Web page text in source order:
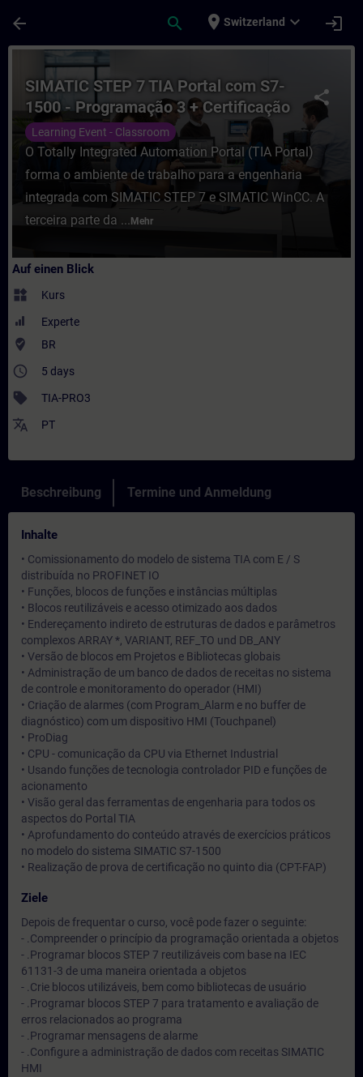
arrow_back search place Switzerland expand_more login
Kurs - SIMATIC STEP 7 TIA Portal com
share
SIMATIC STEP 7 TIA Portal com S7-
1500 - Programação 3 + Certificação
para Programadores no TIA Portal
(CPT-FAP)
Learning Event - Classroom
O Totally Integrated Automation Portal (TIA Portal)
forma o ambiente de trabalho para a engenharia
integrada com SIMATIC STEP 7 e SIMATIC WinCC. A
terceira parte da ... Mehr
Auf einen Blick
widgets Kurs
Experte
where_to_vote BR
access_time 5 days
sell TIA-PRO3
translate PT
Beschreibung Termine und Anmeldung
Inhalte
• Comissionamento do modelo de sistema TIA com E / S
distribuída no PROFINET IO
• Funções, blocos de funções e instâncias múltiplas
• Blocos reutilizáveis e acesso otimizado aos dados
• Endereçamento indireto de estruturas de dados e parâmetros
complexos ARRAY *, VARIANT, REF_TO und DB_ANY
• Versão de blocos em Projetos e Bibliotecas globais
• Administração de um banco de dados de receitas no sistema
de controle e monitoramento do operador (HMI)
• Criação de alarmes (com Program_Alarm e no buffer de
diagnóstico) com um dispositivo HMI (Touchpanel)
• ProDiag
• CPU - comunicação da CPU via Ethernet Industrial
• Usando funções de tecnologia controlador PID e funções de
acionamento
• Visão geral das ferramentas de engenharia para todos os
aspectos do Portal TIA
• Aprofundamento do conteúdo através de exercícios práticos
no modelo do sistema SIMATIC S7-1500
• Realização de prova de certificação no quinto dia (CPT-FAP)
Ziele
Depois de frequentar o curso, você pode fazer o seguinte:
- .Compreender o princípio da programação orientada a objetos
- .Programar blocos STEP 7 reutilizáveis com base na IEC
61131-3 de uma maneira orientada a objetos
- .Crie blocos utilizáveis, bem como bibliotecas de usuário
- .Programar blocos STEP 7 para tratamento e avaliação de
erros relacionados ao programa
- .Programar mensagens de alarme
- .Configure a administração de dados com receitas SIMATIC
HMI